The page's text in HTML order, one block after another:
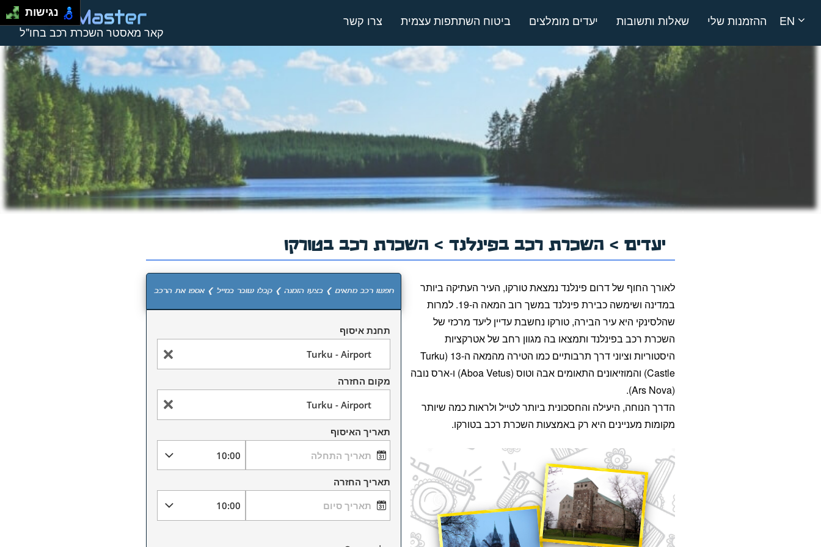
קאר מאסטר השכרת רכב בחו"ל
צרו קשר ביטוח השתתפות עצמית יעדים מומלצים שאלות ותשובות ההזמנות שלי EN
יעדים > השכרת רכב בפינלנד > השכרת רכב בטורקו
חפשו רכב מתאים ❯ בצעו הזמנה ❯ קבלו שובר במייל ❯ אספו את הרכב
תחנת איסוף
מקום החזרה
תאריך האיסוף
תאריך החזרה
לאורך החוף של דרום פינלנד נמצאת טורקו, העיר העתיקה ביותר
במדינה ושימשה כבירת פינלנד במשך רוב המאה ה-19. למרות
שהלסינקי היא עיר הבירה, טורקו נחשבת עדיין ליעד מרכזי של
השכרת רכב בפינלנד ותמצאו בה מגוון רחב של אטרקציות
היסטוריות וציוני דרך תרבותיים כמו הטירה מהמאה ה-13 (Turku
Castle) והמוזיאונים התאומים אבה וטוס (Aboa Vetus) ו-ארס נובה
(Ars Nova).
הדרך הנוחה, היעילה והחסכונית ביותר לטייל ולראות כמה שיותר
מקומות מעניינים היא רק באמצעות השכרת רכב בטורקו.
נגישות